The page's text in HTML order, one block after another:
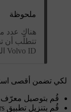
ملحوظة
هناك عدد
تتطلّب أن
Volvo ID الخاص بك على سبيل المثال.
لكي تضمن أقصى
قُم بتوصيل معرّف Volvo ID الخاص بك